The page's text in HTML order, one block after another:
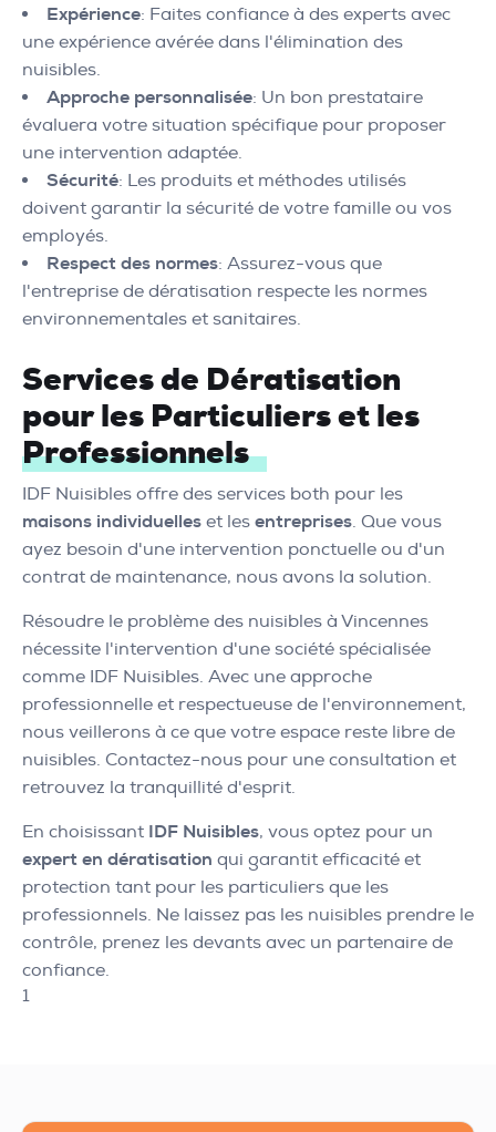
Expérience: Faites confiance à des experts avec
une expérience avérée dans l'élimination des
nuisibles.
Approche personnalisée: Un bon prestataire
évaluera votre situation spécifique pour proposer
une intervention adaptée.
Sécurité: Les produits et méthodes utilisés
doivent garantir la sécurité de votre famille ou vos
employés.
Respect des normes: Assurez-vous que
l'entreprise de dératisation respecte les normes
environnementales et sanitaires.
Services de Dératisation
pour les Particuliers et les
Professionnels
IDF Nuisibles offre des services both pour les
maisons individuelles et les entreprises. Que vous
ayez besoin d'une intervention ponctuelle ou d'un
contrat de maintenance, nous avons la solution.
Résoudre le problème des nuisibles à Vincennes
nécessite l'intervention d'une société spécialisée
comme IDF Nuisibles. Avec une approche
professionnelle et respectueuse de l'environnement,
nous veillerons à ce que votre espace reste libre de
nuisibles. Contactez-nous pour une consultation et
retrouvez la tranquillité d'esprit.
En choisissant IDF Nuisibles, vous optez pour un
expert en dératisation qui garantit efficacité et
protection tant pour les particuliers que les
professionnels. Ne laissez pas les nuisibles prendre le
contrôle, prenez les devants avec un partenaire de
confiance.
1